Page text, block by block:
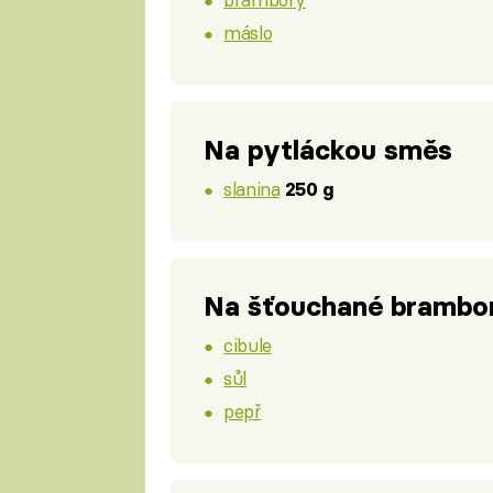
máslo
Na pytláckou směs
slanina 250 g
Na šťouchané
cibule
sůl
pepř